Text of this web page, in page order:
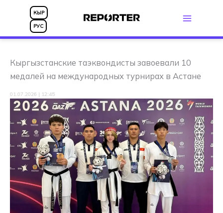
Перейти
содержимому
КЫР
РУС
Кыргызстанские таэквондисты завоевали 10
медалей на международных турнирах в Астане
01.07.2026 | 12:45